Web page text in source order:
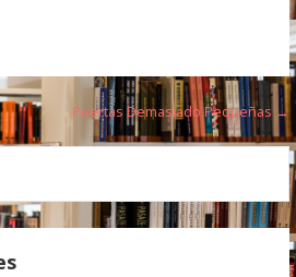
Puertas Demasiado Pequeñas →